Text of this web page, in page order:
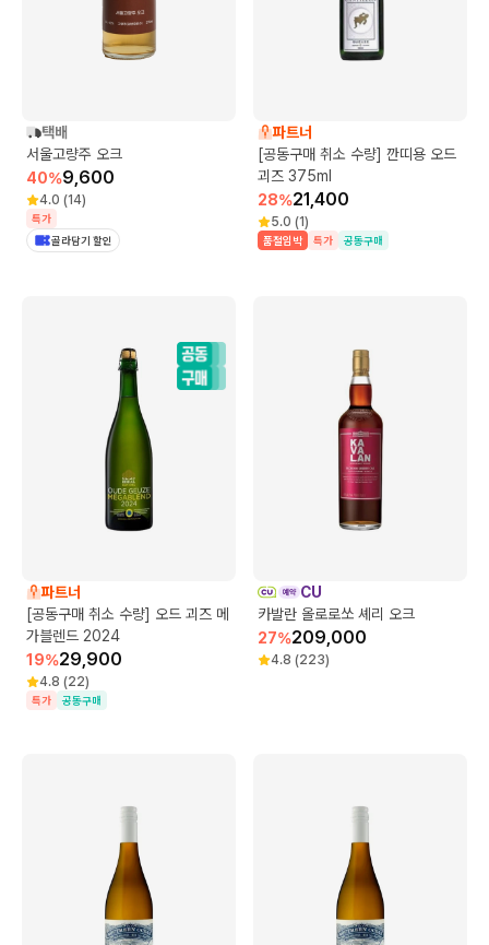
택배
서울고량주 오크
40%9,600
4.0 (14)
특가
골라담기 할인
파트너
[공동구매 취소 수량] 깐띠용 오드
괴즈 375ml
28%21,400
5.0 (1)
품절임박 특가 공동구매
파트너
[공동구매 취소 수량] 오드 괴즈 메
가블렌드 2024
19%29,900
4.8 (22)
특가 공동구매
CU
카발란 올로로쏘 셰리 오크
27%209,000
4.8 (223)